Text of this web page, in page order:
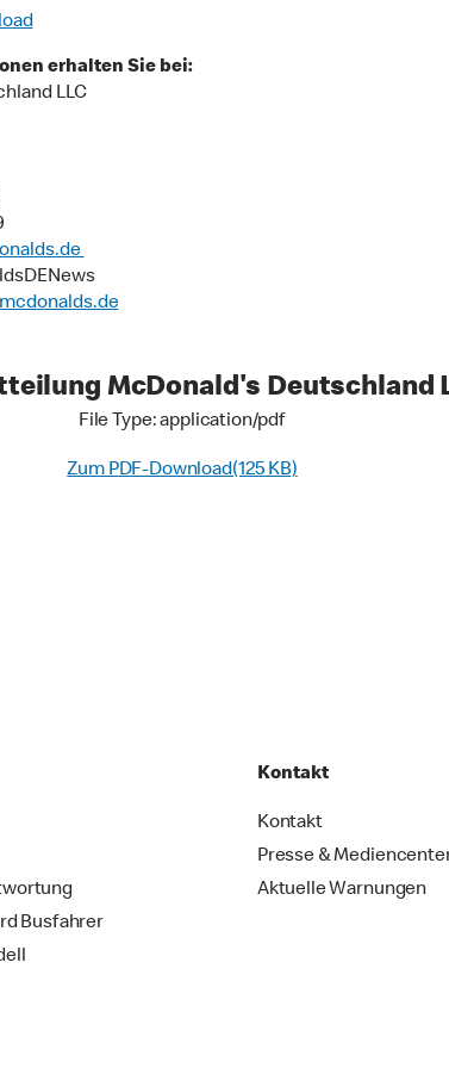
erhalten Sie bei:
LLC
McDonald's Deutschland
File Type: application/pdf
Zum PDF-Download(125 KB)
Busfahrer
Kontakt
Kontakt
Presse &
Aktuelle Warnungen